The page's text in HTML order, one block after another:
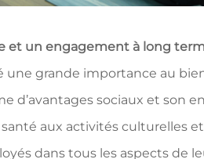
et un engagement à long
une grande importance au
d’avantages sociaux et son
aux activités culturelles
dans tous les aspects de